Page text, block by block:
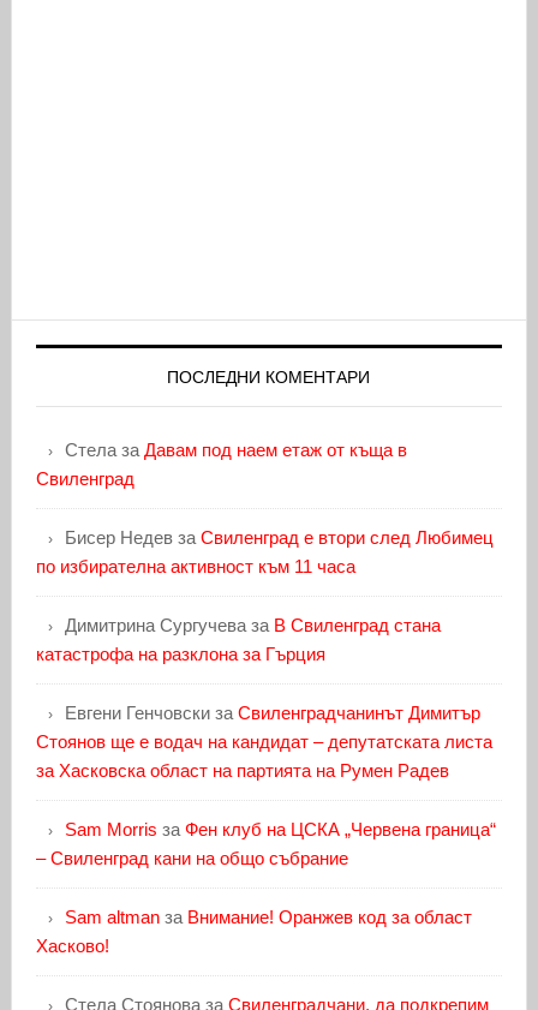
ПОСЛЕДНИ КОМЕНТАРИ
Стелаза Давам под наем етаж от къща в
Свиленград
Бисер Недевза Свиленград е втори след Любимец
по избирателна активност към 11 часа
Димитрина Сургучеваза В Свиленград стана
катастрофа на разклона за Гърция
Евгени Генчовскиза Свиленградчанинът Димитър
Стоянов ще е водач на кандидат – депутатската листа
за Хасковска област на партията на Румен Радев
Sam Morris за Фен клуб на ЦСКА „Червена граница“
– Свиленград кани на общо събрание
Sam altmanза Внимание! Оранжев код за област
Хасково!
Стела Стояноваза Свиленградчани, да подкрепим